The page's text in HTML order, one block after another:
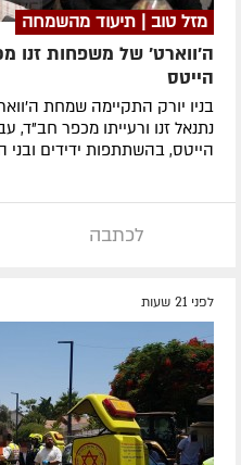
מזל טוב | תיעוד מהשמחה
ה'ווארט' של משפחות זנו
הייטס
בניו יורק התקיימה שמחת
נתנאל זנו ורעייתו מכפר חב"ד,
הייטס, בהשתתפות ידידים
לכתבה
לפני 21 שעות